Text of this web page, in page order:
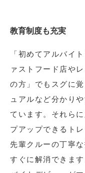
教育制度も充実
「初めてアルバイ
ァストフード店や
の方」でもスグに
ュアルなど分かり
ています。それら
プアップできるト
先輩クルーの丁寧
すぐに解消できます